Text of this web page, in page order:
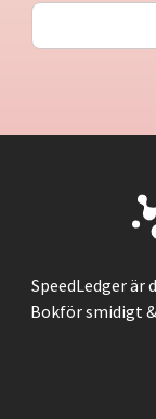
SpeedLedger
Bokför smidigt